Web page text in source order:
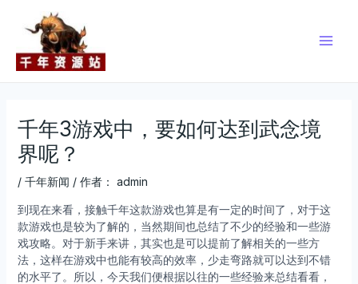
千年3游戏中，要如何达到武念境
界呢？
/ 千年新闻 / 作者： admin
到现在来看，接触千年这款游戏也算是有一定的时间了，对于这
款游戏也是较为了解的，当然期间也总结了不少的经验和一些游
戏攻略。对于新手来讲，其实也是可以提前了解相关的一些方
法，这样在游戏中也能有较高的效率，少走弯路就可以达到不错
的水平了。所以，今天我们便根据以往的一些经验来总结看看，
navigation